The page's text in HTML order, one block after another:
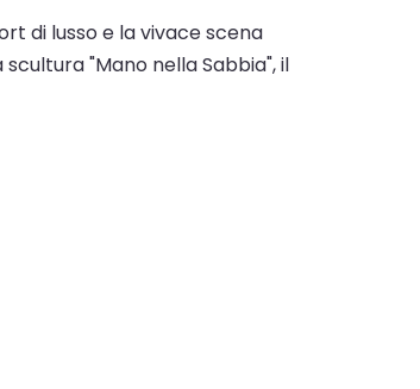
di lusso e la vivace scena
"Mano nella Sabbia", il